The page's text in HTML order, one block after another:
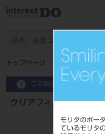
モリタのポー
ているモリタ
トップページ クリアフィ
この商品に関するお問い
クリアフィル AD ファ